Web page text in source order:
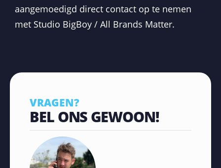
aangemoedigd direct contact op te nemen
met Studio BigBoy / All Brands Matter.
VRAGEN?
BEL ONS GEWOON!